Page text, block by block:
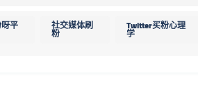
平 社交媒体刷
粉
Twitter买粉心理
学